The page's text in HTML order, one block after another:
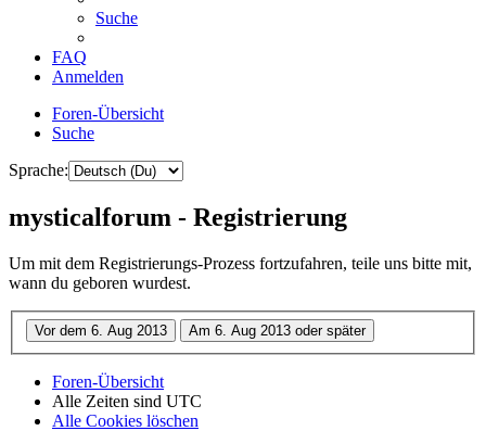
Suche
FAQ
Anmelden
Foren-Übersicht
Suche
Sprache:
mysticalforum - Registrierung
Um mit dem Registrierungs-Prozess fortzufahren, teile uns bitte mit,
wann du geboren wurdest.
Foren-Übersicht
Alle Zeiten sind UTC
Alle Cookies löschen